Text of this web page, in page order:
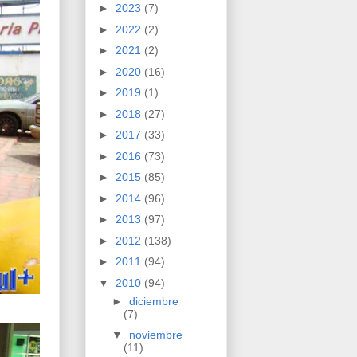
► 2023 (7)
► 2022 (2)
► 2021 (2)
► 2020 (16)
► 2019 (1)
► 2018 (27)
► 2017 (33)
► 2016 (73)
► 2015 (85)
► 2014 (96)
► 2013 (97)
► 2012 (138)
► 2011 (94)
▼ 2010 (94)
► diciembre
(7)
▼ noviembre
(11)